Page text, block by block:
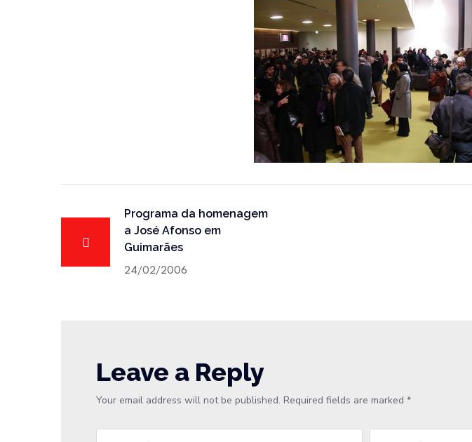
Programa da homenagem
a José Afonso em
Guimarães
24/02/2006
Leave a Reply
Your email address will not be published. Required fields are marked *